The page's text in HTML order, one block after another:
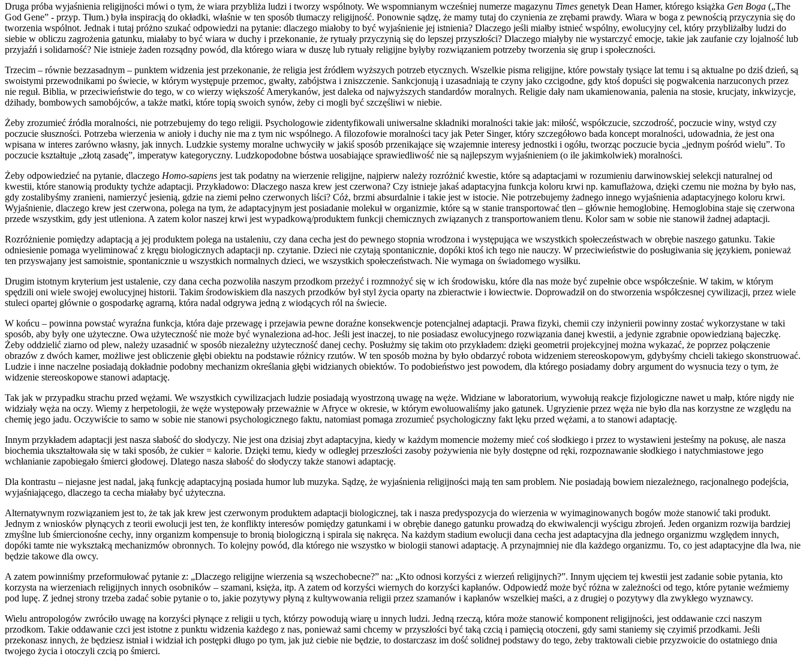
Druga próba wyjaśnienia religijności mówi o tym, że wiara przybliża ludzi i tworzy wspólnoty. We wspomnianym wcześniej numerze magazynu Times genetyk Dean Hamer, którego książka Gen Boga („The
God Gene” - przyp. Tłum.) była inspiracją do okładki, właśnie w ten sposób tłumaczy religijność. Ponownie sądzę, że mamy tutaj do czynienia ze zrębami prawdy. Wiara w boga z pewnością przyczynia się do
tworzenia wspólnot. Jednak i tutaj próżno szukać odpowiedzi na pytanie: dlaczego miałoby to być wyjaśnienie jej istnienia? Dlaczego jeśli miałby istnieć wspólny, ewolucyjny cel, który przybliżałby ludzi do
siebie w obliczu zagrożenia gatunku, miałaby to być wiara w duchy i przekonanie, że rytuały przyczynią się do lepszej przyszłości? Dlaczego miałyby nie wystarczyć emocje, takie jak zaufanie czy lojalność lub
przyjaźń i solidarność? Nie istnieje żaden rozsądny powód, dla którego wiara w duszę lub rytuały religijne byłyby rozwiązaniem potrzeby tworzenia się grup i społeczności.
Trzecim – równie bezzasadnym – punktem widzenia jest przekonanie, że religia jest źródłem wyższych potrzeb etycznych. Wszelkie pisma religijne, które powstały tysiące lat temu i są aktualne po dziś dzień, są
swoistymi przewodnikami po świecie, w którym występuje przemoc, gwałty, zabójstwa i zniszczenie. Sankcjonują i uzasadniają te czyny jako czcigodne, gdy ktoś dopuści się pogwałcenia narzuconych przez
nie reguł. Biblia, w przeciwieństwie do tego, w co wierzy większość Amerykanów, jest daleka od najwyższych standardów moralnych. Religie dały nam ukamienowania, palenia na stosie, krucjaty, inkwizycje,
dżihady, bombowych samobójców, a także matki, które topią swoich synów, żeby ci mogli być szczęśliwi w niebie.
Żeby zrozumieć źródła moralności, nie potrzebujemy do tego religii. Psychologowie zidentyfikowali uniwersalne składniki moralności takie jak: miłość, współczucie, szczodrość, poczucie winy, wstyd czy
poczucie słuszności. Potrzeba wierzenia w anioły i duchy nie ma z tym nic wspólnego. A filozofowie moralności tacy jak Peter Singer, który szczegółowo bada koncept moralności, udowadnia, że jest ona
wpisana w interes zarówno własny, jak innych. Ludzkie systemy moralne uchwyciły w jakiś sposób przenikające się wzajemnie interesy jednostki i ogółu, tworząc poczucie bycia „jednym pośród wielu”. To
poczucie kształtuje „złotą zasadę”, imperatyw kategoryczny. Ludzkopodobne bóstwa uosabiające sprawiedliwość nie są najlepszym wyjaśnieniem (o ile jakimkolwiek) moralności.
Żeby odpowiedzieć na pytanie, dlaczego Homo-sapiens jest tak podatny na wierzenie religijne, najpierw należy rozróżnić kwestie, które są adaptacjami w rozumieniu darwinowskiej selekcji naturalnej od
kwestii, które stanowią produkty tychże adaptacji. Przykładowo: Dlaczego nasza krew jest czerwona? Czy istnieje jakaś adaptacyjna funkcja koloru krwi np. kamuflażowa, dzięki czemu nie można by było nas,
gdy zostalibyśmy zranieni, namierzyć jesienią, gdzie na ziemi pełno czerwonych liści? Cóż, brzmi absurdalnie i takie jest w istocie. Nie potrzebujemy żadnego innego wyjaśnienia adaptacyjnego koloru krwi.
Wyjaśnienie, dlaczego krew jest czerwona, polega na tym, że adaptacyjnym jest posiadanie molekuł w organizmie, które są w stanie transportować tlen – głównie hemoglobinę. Hemoglobina staje się czerwona
przede wszystkim, gdy jest utleniona. A zatem kolor naszej krwi jest wypadkową/produktem funkcji chemicznych związanych z transportowaniem tlenu. Kolor sam w sobie nie stanowił żadnej adaptacji.
Rozróżnienie pomiędzy adaptacją a jej produktem polega na ustaleniu, czy dana cecha jest do pewnego stopnia wrodzona i występująca we wszystkich społeczeństwach w obrębie naszego gatunku. Takie
odniesienie pomaga wyeliminować z kręgu biologicznych adaptacji np. czytanie. Dzieci nie czytają spontanicznie, dopóki ktoś ich tego nie nauczy. W przeciwieństwie do posługiwania się językiem, ponieważ
ten przyswajany jest samoistnie, spontanicznie u wszystkich normalnych dzieci, we wszystkich społeczeństwach. Nie wymaga on świadomego wysiłku.
Drugim istotnym kryterium jest ustalenie, czy dana cecha pozwoliła naszym przodkom przeżyć i rozmnożyć się w ich środowisku, które dla nas może być zupełnie obce współcześnie. W takim, w którym
spędzili oni wiele swojej ewolucyjnej historii. Takim środowiskiem dla naszych przodków był styl życia oparty na zbieractwie i łowiectwie. Doprowadził on do stworzenia współczesnej cywilizacji, przez wiele
stuleci opartej głównie o gospodarkę agrarną, która nadal odgrywa jedną z wiodących ról na świecie.
W końcu – powinna powstać wyraźna funkcja, która daje przewagę i przejawia pewne doraźne konsekwencje potencjalnej adaptacji. Prawa fizyki, chemii czy inżynierii powinny zostać wykorzystane w taki
sposób, aby były one użyteczne. Owa użyteczność nie może być wynaleziona ad-hoc. Jeśli jest inaczej, to nie posiadasz ewolucyjnego rozwiązania danej kwestii, a jedynie zgrabnie opowiedzianą bajeczkę.
Żeby oddzielić ziarno od plew, należy uzasadnić w sposób niezależny użyteczność danej cechy. Posłużmy się takim oto przykładem: dzięki geometrii projekcyjnej można wykazać, że poprzez połączenie
obrazów z dwóch kamer, możliwe jest obliczenie głębi obiektu na podstawie różnicy rzutów. W ten sposób można by było obdarzyć robota widzeniem stereoskopowym, gdybyśmy chcieli takiego skonstruować.
Ludzie i inne naczelne posiadają dokładnie podobny mechanizm określania głębi widzianych obiektów. To podobieństwo jest powodem, dla którego posiadamy dobry argument do wysnucia tezy o tym, że
widzenie stereoskopowe stanowi adaptację.
Tak jak w przypadku strachu przed wężami. We wszystkich cywilizacjach ludzie posiadają wyostrzoną uwagę na węże. Widziane w laboratorium, wywołują reakcje fizjologiczne nawet u małp, które nigdy nie
widziały węża na oczy. Wiemy z herpetologii, że węże występowały przeważnie w Afryce w okresie, w którym ewoluowaliśmy jako gatunek. Ugryzienie przez węża nie było dla nas korzystne ze względu na
chemię jego jadu. Oczywiście to samo w sobie nie stanowi psychologicznego faktu, natomiast pomaga zrozumieć psychologiczny fakt lęku przed wężami, a to stanowi adaptację.
Innym przykładem adaptacji jest nasza słabość do słodyczy. Nie jest ona dzisiaj zbyt adaptacyjna, kiedy w każdym momencie możemy mieć coś słodkiego i przez to wystawieni jesteśmy na pokusę, ale nasza
biochemia ukształtowała się w taki sposób, że cukier = kalorie. Dzięki temu, kiedy w odległej przeszłości zasoby pożywienia nie były dostępne od ręki, rozpoznawanie słodkiego i natychmiastowe jego
wchłanianie zapobiegało śmierci głodowej. Dlatego nasza słabość do słodyczy także stanowi adaptację.
Dla kontrastu – niejasne jest nadal, jaką funkcję adaptacyjną posiada humor lub muzyka. Sądzę, że wyjaśnienia religijności mają ten sam problem. Nie posiadają bowiem niezależnego, racjonalnego podejścia,
wyjaśniającego, dlaczego ta cecha miałaby być użyteczna.
Alternatywnym rozwiązaniem jest to, że tak jak krew jest czerwonym produktem adaptacji biologicznej, tak i nasza predyspozycja do wierzenia w wyimaginowanych bogów może stanowić taki produkt.
Jednym z wniosków płynących z teorii ewolucji jest ten, że konflikty interesów pomiędzy gatunkami i w obrębie danego gatunku prowadzą do ekwiwalencji wyścigu zbrojeń. Jeden organizm rozwija bardziej
zmyślne lub śmiercionośne cechy, inny organizm kompensuje to bronią biologiczną i spirala się nakręca. Na każdym stadium ewolucji dana cecha jest adaptacyjna dla jednego organizmu względem innych,
dopóki tamte nie wykształcą mechanizmów obronnych. To kolejny powód, dla którego nie wszystko w biologii stanowi adaptację. A przynajmniej nie dla każdego organizmu. To, co jest adaptacyjne dla lwa, nie
będzie takowe dla owcy.
A zatem powinniśmy przeformułować pytanie z: „Dlaczego religijne wierzenia są wszechobecne?” na: „Kto odnosi korzyści z wierzeń religijnych?”. Innym ujęciem tej kwestii jest zadanie sobie pytania, kto
korzysta na wierzeniach religijnych innych osobników – szamani, księża, itp. A zatem od korzyści wiernych do korzyści kapłanów. Odpowiedź może być różna w zależności od tego, które pytanie weźmiemy
pod lupę. Z jednej strony trzeba zadać sobie pytanie o to, jakie pozytywy płyną z kultywowania religii przez szamanów i kapłanów wszelkiej maści, a z drugiej o pozytywy dla zwykłego wyznawcy.
Wielu antropologów zwróciło uwagę na korzyści płynące z religii u tych, którzy powodują wiarę u innych ludzi. Jedną rzeczą, która może stanowić komponent religijności, jest oddawanie czci naszym
przodkom. Takie oddawanie czci jest istotne z punktu widzenia każdego z nas, ponieważ sami chcemy w przyszłości być taką czcią i pamięcią otoczeni, gdy sami staniemy się czyimiś przodkami. Jeśli
przekonasz innych, że będziesz istniał i widział ich postępki długo po tym, jak już ciebie nie będzie, to dostarczasz im dość solidnej podstawy do tego, żeby traktowali ciebie przyzwoicie do ostatniego dnia
twojego życia i otoczyli czcią po śmierci.